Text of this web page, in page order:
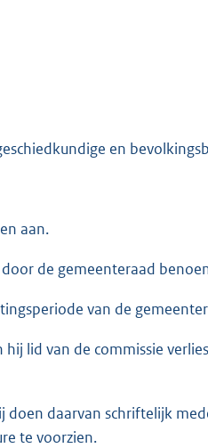
en
aan.
de gemeenteraad
van de
lid van de commissie
doen daarvan schriftelijk
te voorzien.